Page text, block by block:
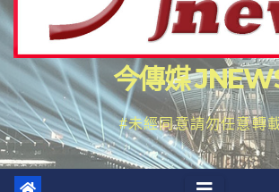
今傳媒
#未經同意請勿任意轉